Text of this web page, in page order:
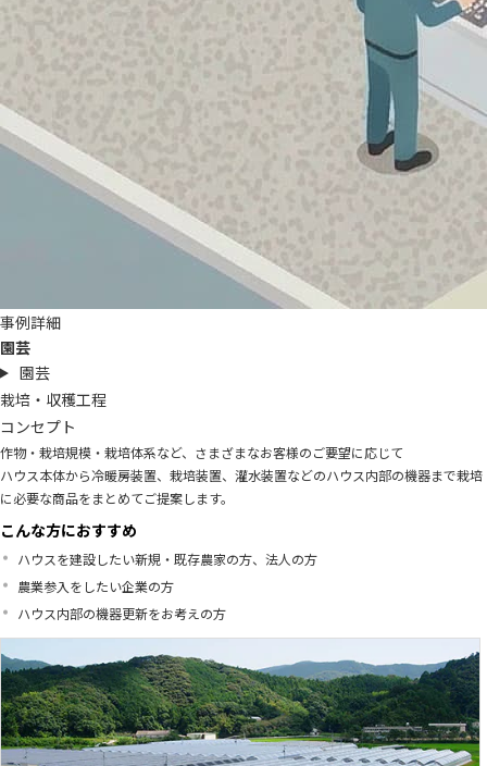
事例詳細
園芸
園芸
栽培・収穫工程
コンセプト
作物・栽培規模・栽培体系など、さまざまなお客様のご要望に応じて
ハウス本体から冷暖房装置、栽培装置、灌水装置などのハウス内部の機器まで栽培
に必要な商品をまとめてご提案します。
こんな方におすすめ
ハウスを建設したい新規・既存農家の方、法人の方
農業参入をしたい企業の方
ハウス内部の機器更新をお考えの方